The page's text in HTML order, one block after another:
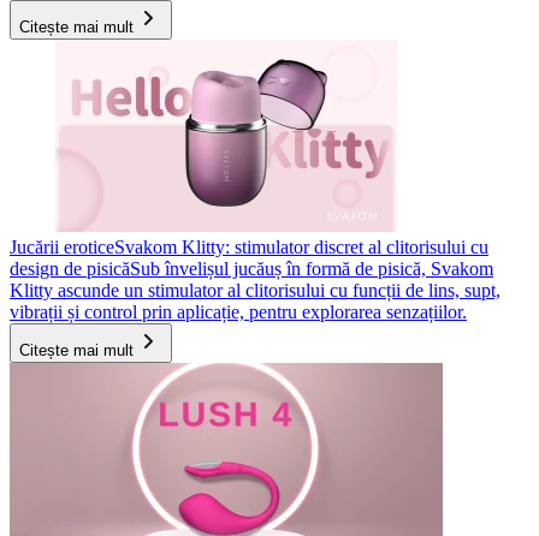
Citește mai mult
Jucării eroticeSvakom Klitty: stimulator discret al clitorisului cu
design de pisicăSub învelișul jucăuș în formă de pisică, Svakom
Klitty ascunde un stimulator al clitorisului cu funcții de lins, supt,
vibrații și control prin aplicație, pentru explorarea senzațiilor.
Citește mai mult